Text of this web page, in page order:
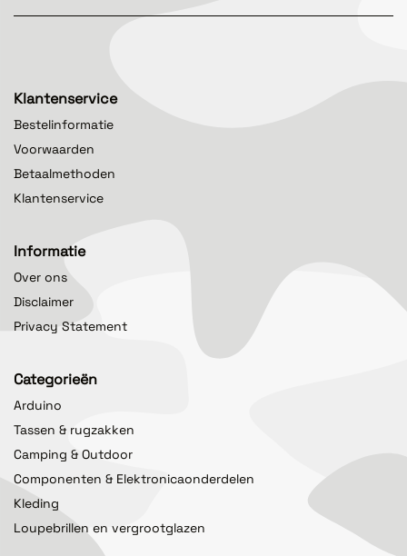
Klantenservice
Bestelinformatie
Voorwaarden
Betaalmethoden
Klantenservice
Informatie
Over ons
Disclaimer
Privacy Statement
Categorieën
Arduino
Tassen & rugzakken
Camping & Outdoor
Componenten & Elektronicaonderdelen
Kleding
Loupebrillen en vergrootglazen